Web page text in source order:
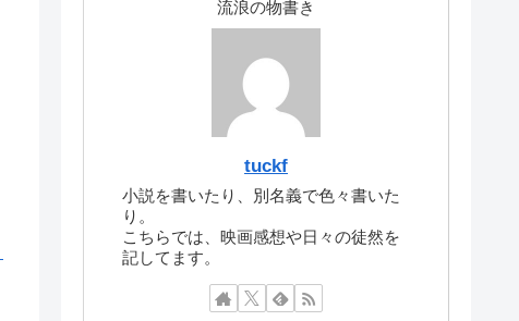
流浪の物書き
tuckf
小説を書いたり、別名義で色々書いた
り。
こちらでは、映画感想や日々の徒然を
記してます。